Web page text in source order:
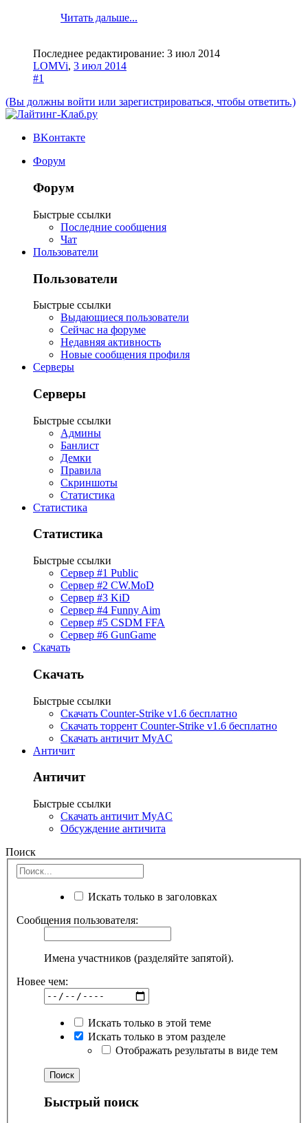
Читать дальше...
Последнее редактирование: 3 июл 2014
LOMVi, 3 июл 2014
#1
(Вы должны войти или зарегистрироваться, чтобы ответить.)
ВKонтакте
Форум
Форум
Быстрые ссылки
Последние сообщения
Чат
Пользователи
Пользователи
Быстрые ссылки
Выдающиеся пользователи
Сейчас на форуме
Недавняя активность
Новые сообщения профиля
Серверы
Серверы
Быстрые ссылки
Админы
Банлист
Демки
Правила
Скриншоты
Статистика
Статистика
Статистика
Быстрые ссылки
Сервер #1 Public
Сервер #2 CW.MoD
Сервер #3 KiD
Сервер #4 Funny Aim
Сервер #5 CSDM FFA
Сервер #6 GunGame
Скачать
Скачать
Быстрые ссылки
Скачать Counter-Strike v1.6 бесплатно
Скачать торрент Counter-Strike v1.6 бесплатно
Скачать античит MyAC
Античит
Античит
Быстрые ссылки
Скачать античит MyAC
Обсуждение античита
Поиск
Искать только в заголовках
Сообщения пользователя:
Имена участников (разделяйте запятой).
Новее чем:
Искать только в этой теме
Искать только в этом разделе
Отображать результаты в виде тем
Быстрый поиск